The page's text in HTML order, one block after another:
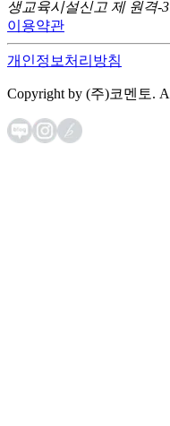
생교육시설신고 제 원격-
이용약관
개인정보처리방침
Copyright by (주)코멘토.